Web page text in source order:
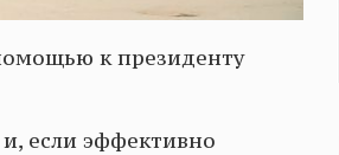
к президенту
если эффективно